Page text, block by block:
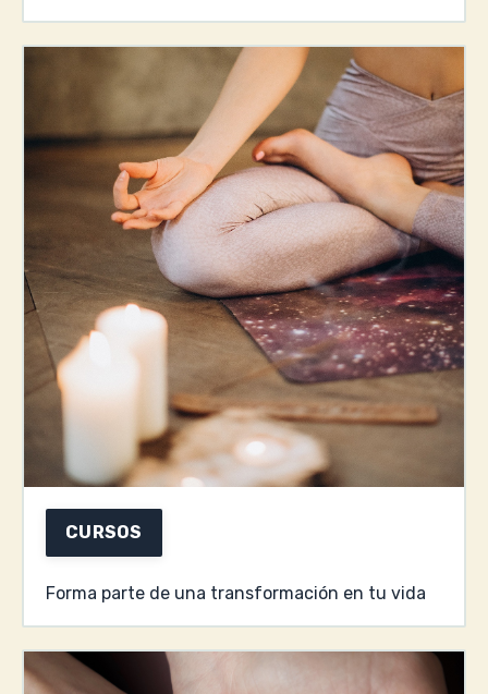
CURSOS
Forma parte de una transformación en tu vida